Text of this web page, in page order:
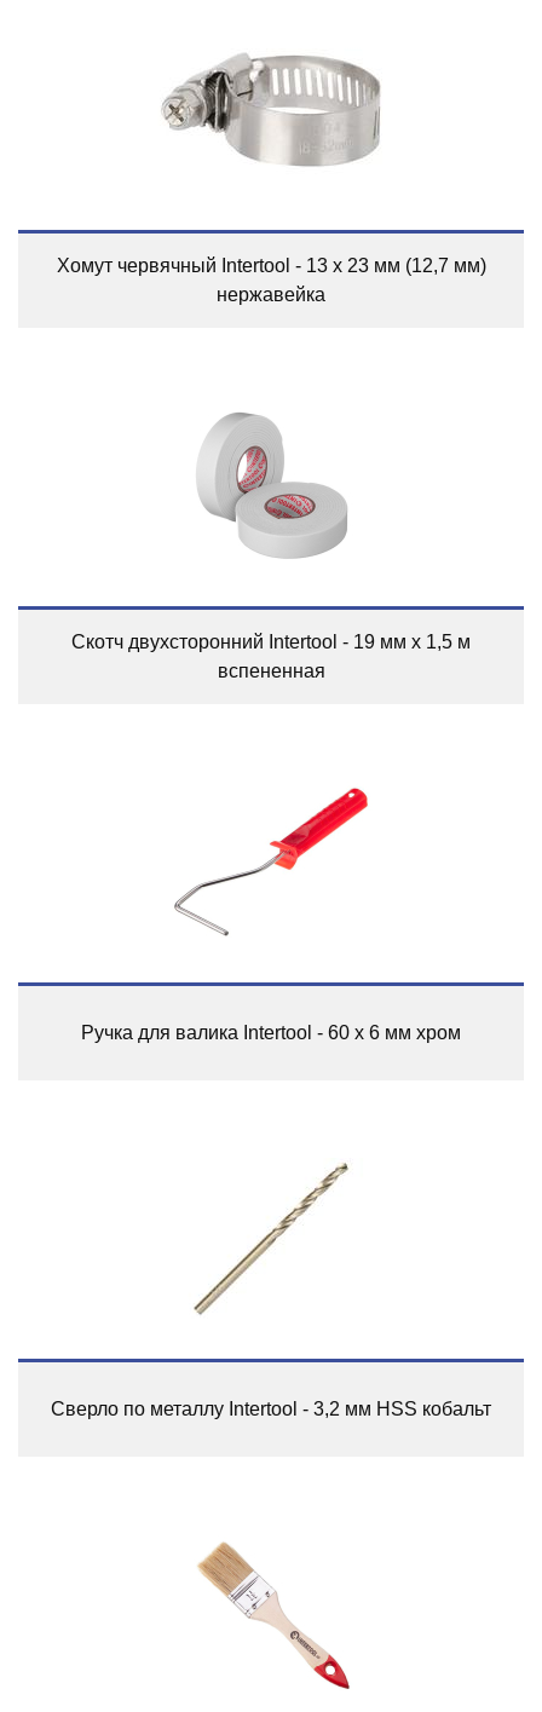
Хомут червячный Intertool - 13 x 23 мм (12,7 мм)
нержавейка
Скотч двухсторонний Intertool - 19 мм х 1,5 м
вспененная
Ручка для валика Intertool - 60 х 6 мм хром
Сверло по металлу Intertool - 3,2 мм HSS кобальт